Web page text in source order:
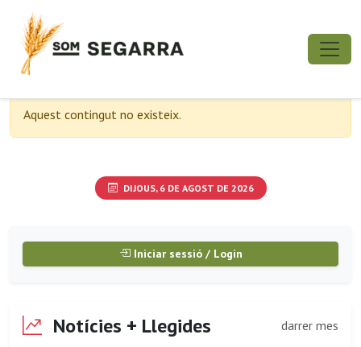
Aquest contingut no existeix.
DIJOUS, 6 DE AGOST DE 2026
Iniciar sessió / Login
Notícies + Llegides darrer mes